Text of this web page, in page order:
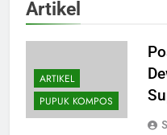
Artikel
ARTIKEL
PUPUK KOMPOS